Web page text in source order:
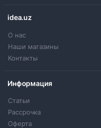
idea.uz
О нас
Наши магазины
Контакты
Информация
Статьи
Рассрочка
Оферта